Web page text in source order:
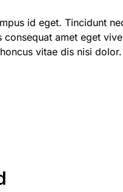
id eget. Tincidunt
amet eget
vitae dis nisi dolor.